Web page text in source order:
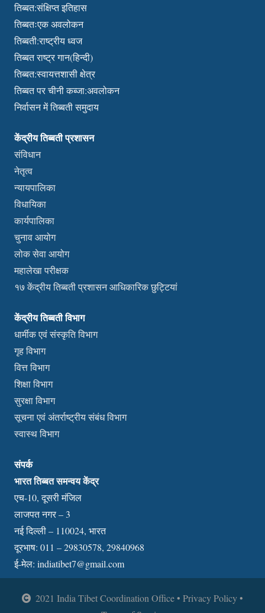
तिब्बत:संक्षिप्त इतिहास
तिब्बतःएक अवलोकन
तिब्बती:राष्ट्रीय ध्वज
तिब्बत राष्ट्र गान(हिन्दी)
तिब्बत:स्वायत्तशासी क्षेत्र
तिब्बत पर चीनी कब्जा:अवलोकन
निर्वासन में तिब्बती समुदाय
केंद्रीय तिब्बती प्रशासन
संविधान
नेतृत्व
न्यायपालिका
विधायिका
कार्यपालिका
चुनाव आयोग
लोक सेवा आयोग
महालेखा परीक्षक
१७ केंद्रीय तिब्बती प्रशासन आधिकारिक छुट्टियां
केंद्रीय तिब्बती विभाग
धार्मीक एवं संस्कृति विभाग
गृह विभाग
वित्त विभाग
शिक्षा विभाग
सुरक्षा विभाग
सूचना एवं अंतर्राष्ट्रीय संबंध विभाग
स्वास्थ विभाग
संपर्क
भारत तिब्बत समन्वय केंद्र
एच-10, दूसरी मंजिल
लाजपत नगर – 3
नई दिल्ली – 110024, भारत
दूरभाष: 011 – 29830578, 29840968
ई-मेल: indiatibet7@gmail.com
2021 India Tibet Coordination Office • Privacy Policy •